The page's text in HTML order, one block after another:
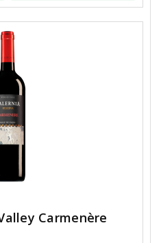
Carmenère